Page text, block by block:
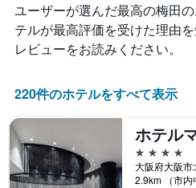
ユーザーが選んだ最高の梅田​
テルが最高評価を受けた理由
レビューをお読みください。
220件のホテルをすべて表示
4つ星
2.9km （市内